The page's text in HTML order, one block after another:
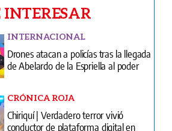
de Abelardo de la Espriella al poder
CRÓNICA ROJA
Chiriquí | Verdadero terror vivió
conductor de plataforma digital en
CRÓNICA ROJA
Endiablado se metió a la casa de su